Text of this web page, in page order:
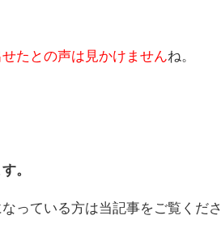
たとの声は見かけませんね。
。
っている方は当記事をご覧くださ